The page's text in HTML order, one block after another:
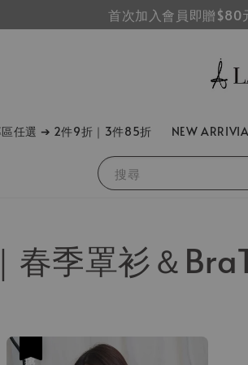
首次加入會員即贈$80
搜尋
區任選 ➔ 2件9折｜3件85折 NEW
春季罩衫＆